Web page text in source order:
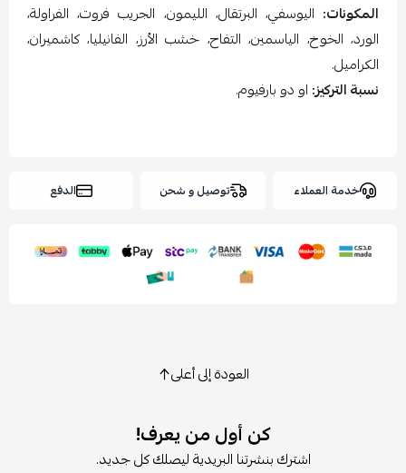
المكونات: اليوسفي، البرتقال، الليمون، الجريب فروت، الفراولة،
الورد، الخوخ، الياسمين، التفاح، خشب الأرز، الفانيليا، كاشميران،
الكراميل.
نسبة التركيز: او دو بارفيوم.
خدمة العملاء توصيل و شحن الدفع
العودة إلى أعلى
كن أول من يعرف!
اشترك بنشرتنا البريدية ليصلك كل جديد.